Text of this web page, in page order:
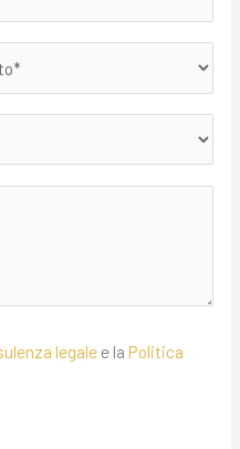
legale e laPolitica